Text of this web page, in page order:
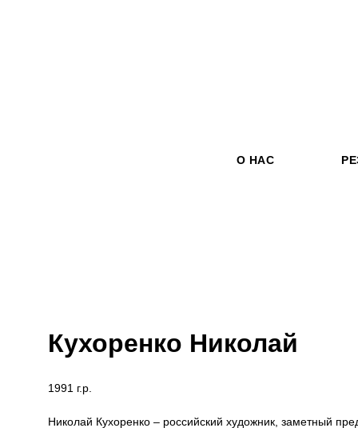
О НАС
Кухоренко Николай
1991 г.р.
Николай Кухоренко – российский художник, заметный